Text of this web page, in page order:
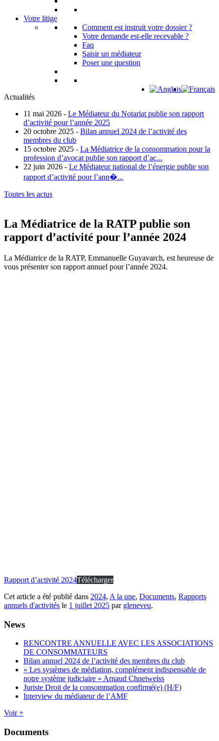
Votre litige
Comment est instruit votre dossier ?
Votre demande est-elle recevable ?
Faq
Saisir un médiateur
Poser une question
Actualités
11 mai 2026 - Le Médiateur du Notariat publie son rapport
d’activité pour l’année 2025
20 octobre 2025 - Bilan annuel 2024 de l’activité des
membres du club
15 octobre 2025 - La Médiatrice de la consommation pour la
profession d’avocat publie son rapport d’ac...
22 juin 2026 - Le Médiateur national de l’énergie publie son
rapport d’activité pour l’ann�...
Toutes les actus
La Médiatrice de la RATP publie son
rapport d’activité pour l’année 2024
La Médiatrice de la RATP, Emmanuelle Guyavarch, est heureuse de
vous présenter son rapport annuel pour l’année 2024.
Rapport d’activité 2024Télécharger
Cet article a été publié dans 2024, A la une, Documents, Rapports
annuels d'activités le 1 juillet 2025 par gleneveu.
News
RENCONTRE ANNUELLE AVEC LES ASSOCIATIONS
DE CONSOMMATEURS
Bilan annuel 2024 de l’activité des membres du club
« Les systèmes de médiation, complément indispensable de
notre système judiciaire » Arnaud Chneiweiss
Juriste Droit de la consommation confirmé(e) (H/F)
Interview du médiateur de l’AMF
Voir +
Documents